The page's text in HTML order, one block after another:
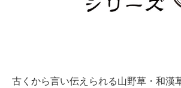
古くから言い伝えられる山野草・和漢